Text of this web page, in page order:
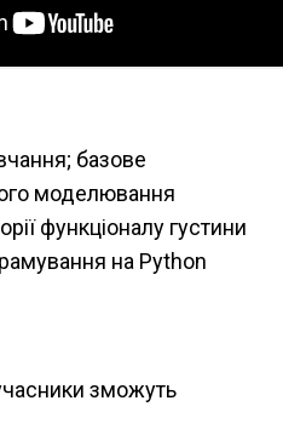
базове
моделювання
функціоналу густини
на Python
зможуть